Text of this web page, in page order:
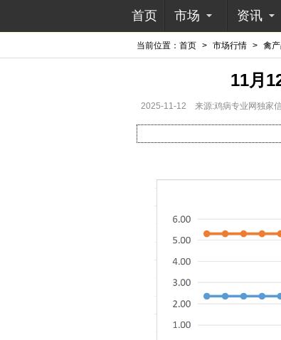
首页 市场 资讯
当前位置： 首页 > 市场行情 > 禽
11月
2025-11-12 来源:鸡病专业网独家